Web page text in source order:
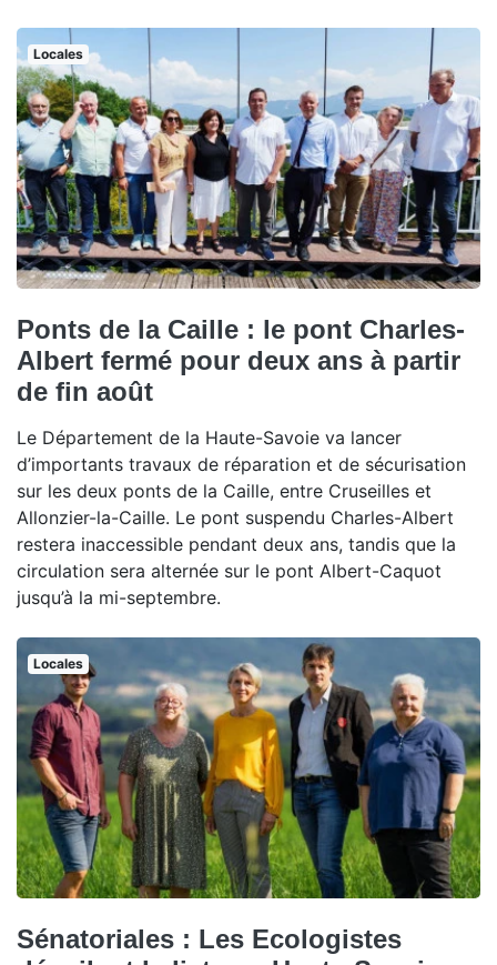
Locales
Ponts de la Caille : le pont Charles-
Albert fermé pour deux ans à partir
de fin août
Le Département de la Haute-Savoie va lancer
d’importants travaux de réparation et de sécurisation
sur les deux ponts de la Caille, entre Cruseilles et
Allonzier-la-Caille. Le pont suspendu Charles-Albert
restera inaccessible pendant deux ans, tandis que la
circulation sera alternée sur le pont Albert-Caquot
jusqu’à la mi-septembre.
Locales
Sénatoriales : Les Ecologistes